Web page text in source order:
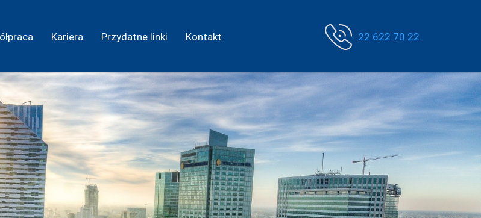
Kariera Przydatne linki Kontakt 22 622 70 22